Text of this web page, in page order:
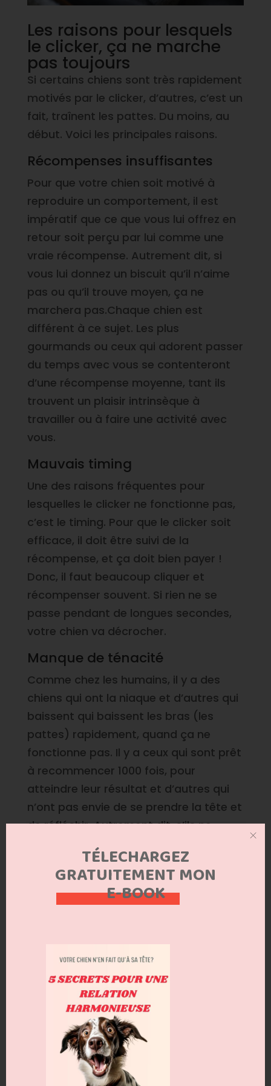
Les raisons pour lesquels
le clicker, ça ne marche
pas toujours
Si certains chiens sont très rapidement
motivés par le clicker, d’autres, c’est un
fait, traînent les pattes. Du moins, au
début. Voici les principales raisons.
Récompenses insuffisantes
Pour que votre chien soit motivé à
reproduire un comportement, il est
impératif que ce que vous lui offrez en
retour soit perçu par lui comme une
vraie récompense. Autrement dit, si
vous lui donnez un biscuit qu’il n’aime
pas ou qu’il trouve moyen, ça ne
marchera pas.Chaque chien est
différent à ce sujet. Les plus
gourmands ou ceux qui adorent passer
du temps avec vous se contenteront
d’une récompense moyenne, tant ils
trouvent un plaisir intrinsèque à
travailler ou à faire une activité avec
vous.
Mauvais timing
Une des raisons fréquentes pour
lesquelles le clicker ne fonctionne pas,
c’est le timing. Pour que le clicker soit
efficace, il doit être suivi de la
récompense, et ça doit bien payer !
Donc, il faut beaucoup cliquer et
récompenser souvent. Si rien ne se
passe pendant de longues secondes,
votre chien va décrocher.
Manque de ténacité
Comme chez les humains, il y a des
chiens qui ont la niaque et d’autres qui
baissent qui baissent les bras (les
pattes) rapidement, quand ça ne
fonctionne pas. Il y a ceux qui sont prêt
à recommencer 1000 fois, pour
atteindre leur résultat et d’autres qui
n’ont pas envie de se prendre la tête et
de réfléchir. Autrement dit, s’ils ne
disent, « je suis nul » et ils renoncent à
essayer.
Séances trop longues
TÉLECHARGEZ
GRATUITEMENT MON
E-BOOK